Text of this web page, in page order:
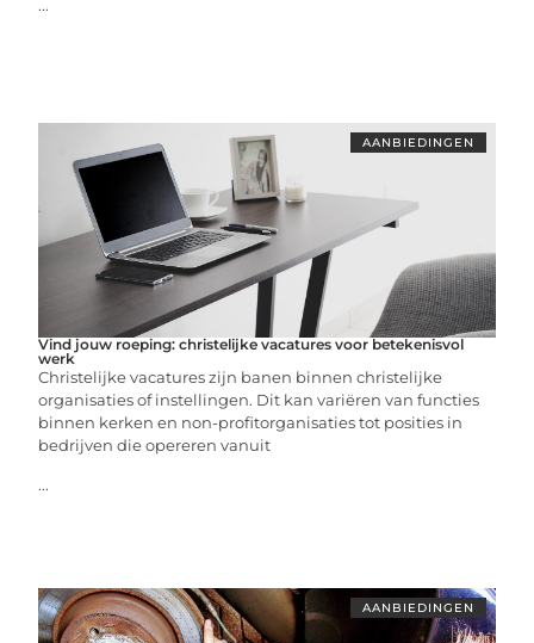
...
AANBIEDINGEN
Vind jouw roeping: christelijke vacatures voor betekenisvol
werk
Christelijke vacatures zijn banen binnen christelijke
organisaties of instellingen. Dit kan variëren van functies
binnen kerken en non-profitorganisaties tot posities in
bedrijven die opereren vanuit
...
AANBIEDINGEN